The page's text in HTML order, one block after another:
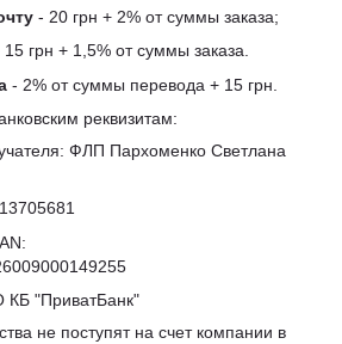
- 20 грн + 2% от суммы заказа;
15 грн + 1,5% от суммы заказа.
- 2% от суммы перевода + 15 грн.
реквизитам:
ФЛП Пархоменко Светлана
КБ "ПриватБанк"
не поступят на счет компании в